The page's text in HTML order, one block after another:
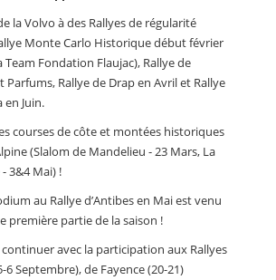
la Volvo à des Rallyes de régularité
Monte Carlo Historique début février
Team Fondation Flaujac), Rallye de
Parfums, Rallye de Drap en Avril et Rallye
en Juin.
courses de côte et montées historiques
(Slalom de Mandelieu - 23 Mars, La
3&4 Mai) !
au Rallye d’Antibes en Mai est venu
première partie de la saison !
continuer avec la participation aux Rallyes
6 Septembre), de Fayence (20-21)